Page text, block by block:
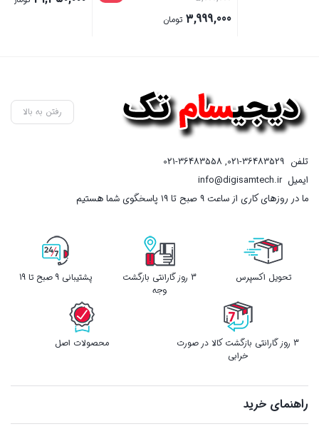
تومان
است.
رفتن به بالا
تلفن 021-36483529
,
021-36483558
ایمیلinfo@digisamtech.ir
ما در روزهای کاری از ساعت ۹ صبح تا ۱۹ پاسخگوی شما هستیم
تحویل اکسپرس
3 روز گارانتی بازگشت
وجه
پشتیبانی 9 صبح تا 19
3 روز گارانتی بازگشت کالا در صورت
خرابی
محصولات اصل
راهنمای خرید